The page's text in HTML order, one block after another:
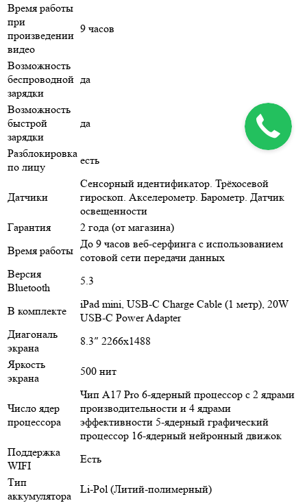
Время работы
при
произведении
видео
9 часов
Возможность
беспроводной
зарядки
да
Возможность
быстрой
зарядки
да
Разблокировка
по лицу
есть
Датчики
Сенсорный идентификатор. Трёхосевой
гироскоп. Акселерометр. Барометр. Датчик
освещенности
Гарантия
2 года (от магазина)
Время работы
До 9 часов веб-серфинга с использованием
сотовой сети передачи данных
Версия
Bluetooth
5.3
В комплекте
iPad mini, USB-C Charge Cable (1 метр), 20W
USB-C Power Adapter
Диагональ
экрана
8.3″ 2266x1488
Яркость
экрана
500 нит
Число ядер
процессора
Чип A17 Pro 6-ядерный процессор с 2 ядрами
производительности и 4 ядрами
эффективности 5-ядерный графический
процессор 16-ядерный нейронный движок
Поддержка
WIFI
Есть
Тип
аккумулятора
Li-Pol (Литий-полимерный)